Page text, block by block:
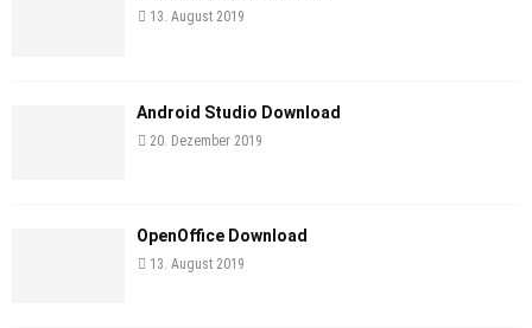
13. August 2019
Android Studio Download
20. Dezember 2019
OpenOffice Download
13. August 2019